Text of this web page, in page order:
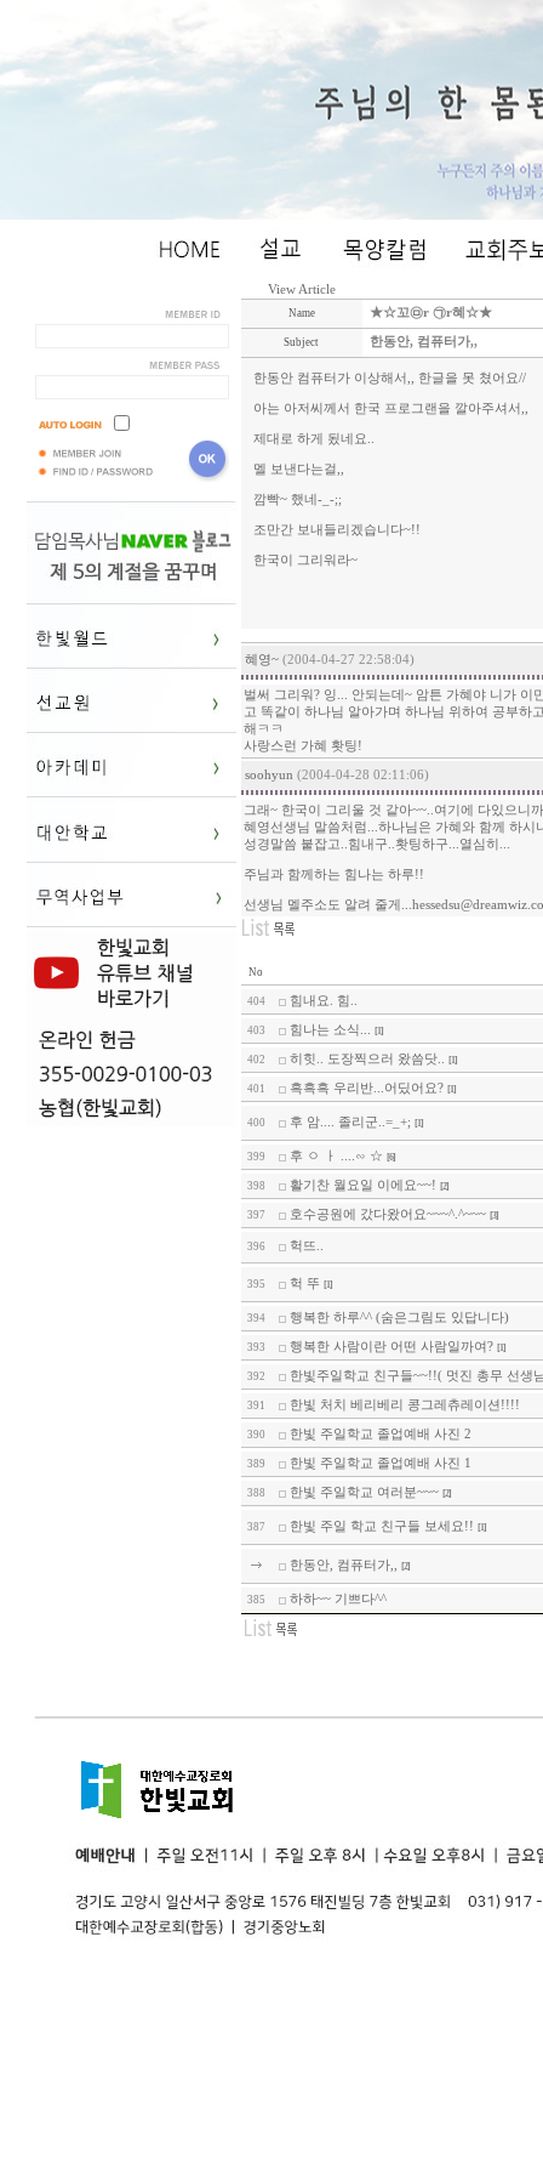
View Article
Name ★☆꼬㉤r ㉠r혜☆★
Subject 한동안, 컴퓨터가,,
한동안 컴퓨터가 이상해서,, 한글을 못 쳤어요//
아는 아저씨께서 한국 프로그랜을 깔아주셔서,,
제대로 하게 됬네요..
멜 보낸다는걸,,
깜빡~ 했네-_-;;
조만간 보내들리겠습니다~!!
한국이 그리워라~
혜영~ (2004-04-27 22:58:04)
벌써 그리워? 잉... 안되는데~ 암튼 가혜야 니가
고 똑같이 하나님 알아가며 하나님 위하여 공부하
해ㅋㅋ
사랑스런 가혜 홧팅!
soohyun (2004-04-28 02:11:06)
그래~ 한국이 그리울 것 같아~~..여기에 다있으니
혜영선생님 말씀처럼...하나님은 가혜와 함께 하시
성경말씀 붙잡고..힘내구..홧팅하구...열심히...
주님과 함께하는 힘나는 하루!!
선생님 멜주소도 알려 줄게
No
404 힘내요. 힘..
403 힘나는 소식... [1]
402 히힛.. 도장찍으러 왔씀닷.. [1]
401 흑흑흑 우리반...어딨어요? [1]
400 후 암.... 졸리군..=_+; [1]
399 후 ㅇ ㅏ ....∽ ☆ [6]
398 활기찬 월요일 이에요~~! [2]
397 호수공원에 갔다왔어요~~~^.^~~~ [3]
396 헉뜨..
395 헉 뚜 [1]
394 행복한 하루^^ (숨은그림도 있답니다)
393 행복한 사람이란 어떤 사람일까여? [1]
392 한빛주일학교 친구들~~!!( 멋진 총무 선생
391 한빛 처치 베리베리 콩그레츄레이션!!!!
390 한빛 주일학교 졸업예배 사진 2
389 한빛 주일학교 졸업예배 사진 1
388 한빛 주일학교 여러분~~~ [2]
387 한빛 주일 학교 친구들 보세요!! [1]
한동안, 컴퓨터가,, [2]
385 하하~~ 기쁘다^^